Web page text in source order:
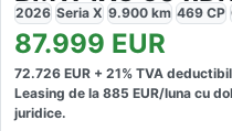
2026 Seria X 9.900 km 469 CP
87.999 EUR
72.726 EUR + 21% TVA deductibil
Leasing de la 885 EUR/luna cu
juridice.